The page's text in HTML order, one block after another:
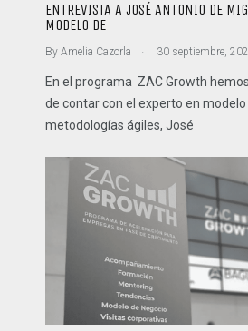
ENTREVISTA A JOSÉ ANTONIO DE
MODELO DE
By Amelia Cazorla 30 septiembre,
En el programa ZAC Growth
de contar con el experto en
metodologías ágiles, José